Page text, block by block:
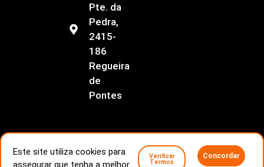
Pte. da
Pedra,
2415-
186
Regueira
de
Pontes
Livro de Reclamações
Conflitos de consumo
Este site utiliza cookies para
assegurar que tenha a melhor
Verificar
Termos
Concordar